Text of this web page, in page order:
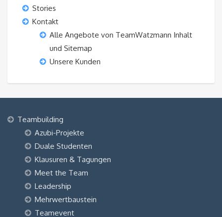
Stories
Kontakt
Alle Angebote von TeamWatzmann Inhalt
und Sitemap
Unsere Kunden
Teambuilding
Azubi-Projekte
Duale Studenten
Klausuren & Tagungen
Meet the Team
Leadership
Mehrwertbaustein
Teamevent